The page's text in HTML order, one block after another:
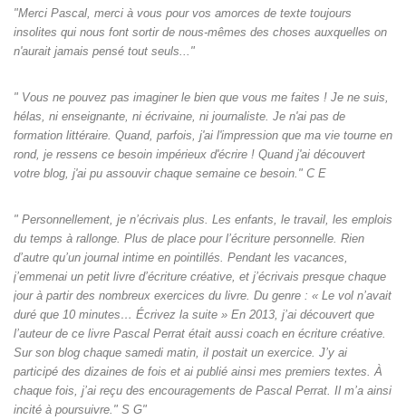
"Merci Pascal, merci à vous pour vos amorces de texte toujours
insolites qui nous font sortir de nous-mêmes des choses auxquelles on
n'aurait jamais pensé tout seuls‌..."
" Vous ne pouvez pas imaginer le bien que vous me faites ! Je ne suis,
hélas, ni enseignante, ni écrivaine, ni journaliste. Je n'ai pas de
formation littéraire. Quand, parfois, j'ai l'impression que ma vie tourne en
rond, je ressens ce besoin impérieux d'écrire ! Quand j'ai découvert
votre blog, j'ai pu assouvir chaque semaine ce besoin." C E
" Personnellement, je n’écrivais plus. Les enfants, le travail, les emplois
du temps à rallonge. Plus de place pour l’écriture personnelle. Rien
d’autre qu’un journal intime en pointillés. Pendant les vacances,
j’emmenai un petit livre d’écriture créative, et j’écrivais presque chaque
jour à partir des nombreux exercices du livre. Du genre : « Le vol n’avait
duré que 10 minutes… Écrivez la suite » En 2013, j’ai découvert que
l’auteur de ce livre Pascal Perrat était aussi coach en écriture créative.
Sur son blog chaque samedi matin, il postait un exercice. J’y ai
participé des dizaines de fois et ai publié ainsi mes premiers textes. À
chaque fois, j’ai reçu des encouragements de Pascal Perrat. Il m’a ainsi
incité à poursuivre." S G"